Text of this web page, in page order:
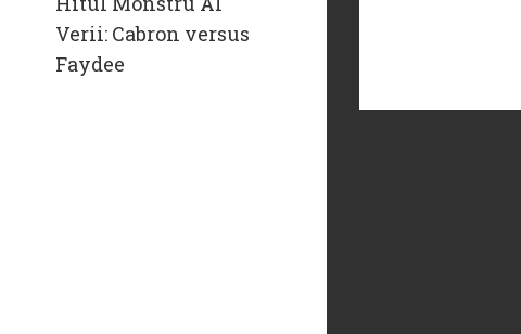
Verii: Cabron versus
Faydee